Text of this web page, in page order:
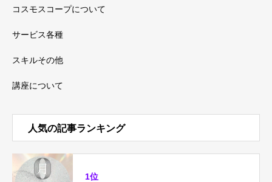
コスモスコープについて
サービス各種
スキルその他
講座について
人気の記事ランキング
1位